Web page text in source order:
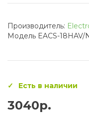
Производитель:
Модель EACS-18HAV/
Есть в наличии
3040р.